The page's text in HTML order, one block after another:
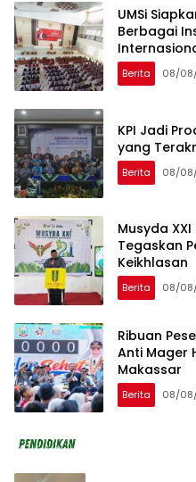
UMSi
Berbagai
Berita 08/
KPI Jadi
yang
Berita 08/
Musyda XXI
Tegaskan
Keikhlasan
Berita 08/
Ribuan
Anti Mager
Makassar
Berita 08/